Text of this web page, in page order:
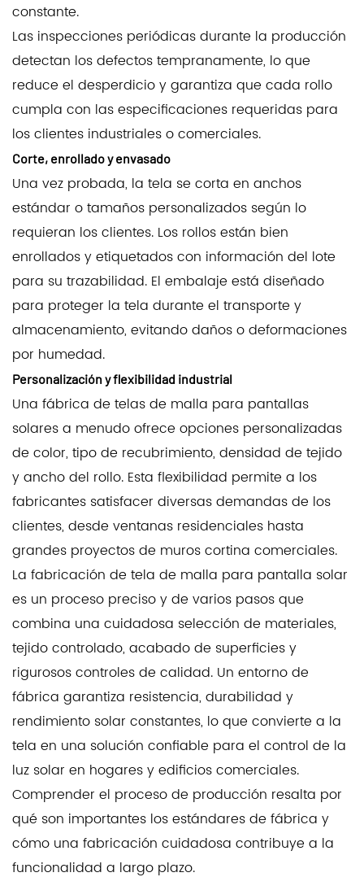
constante.
Las inspecciones periódicas durante la producción
detectan los defectos tempranamente, lo que
reduce el desperdicio y garantiza que cada rollo
cumpla con las especificaciones requeridas para
los clientes industriales o comerciales.
Corte, enrollado y envasado
Una vez probada, la tela se corta en anchos
estándar o tamaños personalizados según lo
requieran los clientes. Los rollos están bien
enrollados y etiquetados con información del lote
para su trazabilidad. El embalaje está diseñado
para proteger la tela durante el transporte y
almacenamiento, evitando daños o deformaciones
por humedad.
Personalización y flexibilidad industrial
Una fábrica de telas de malla para pantallas
solares a menudo ofrece opciones personalizadas
de color, tipo de recubrimiento, densidad de tejido
y ancho del rollo. Esta flexibilidad permite a los
fabricantes satisfacer diversas demandas de los
clientes, desde ventanas residenciales hasta
grandes proyectos de muros cortina comerciales.
La fabricación de tela de malla para pantalla solar
es un proceso preciso y de varios pasos que
combina una cuidadosa selección de materiales,
tejido controlado, acabado de superficies y
rigurosos controles de calidad. Un entorno de
fábrica garantiza resistencia, durabilidad y
rendimiento solar constantes, lo que convierte a la
tela en una solución confiable para el control de la
luz solar en hogares y edificios comerciales.
Comprender el proceso de producción resalta por
qué son importantes los estándares de fábrica y
cómo una fabricación cuidadosa contribuye a la
funcionalidad a largo plazo.